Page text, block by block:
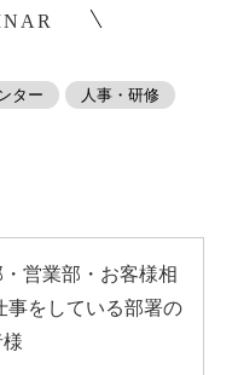
ター
人事・研修
営業部・お客様相
事をしている部署の